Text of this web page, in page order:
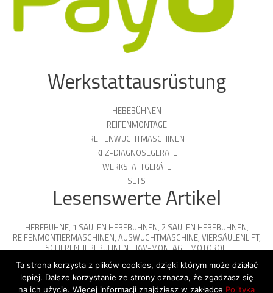
Werkstattausrüstung
HEBEBÜHNEN
REIFENMONTAGE
REIFENWUCHTMASCHINEN
KFZ-DIAGNOSEGERÄTE
WERKSTATTGERÄTE
SETS
Lesenswerte Artikel
HEBEBÜHNE, 1 SÄULEN HEBEBÜHNEN, 2 SÄULEN HEBEBÜHNEN,
REIFENMONTIERMASCHINEN, AUSWUCHTMASCHINE, VIERSÄULENLIFT,
SCHERENHEBEBÜHNEN,LKW-MONTAGE,MOTORÖL,
PARKPLATTFORMEN
Ta strona korzysta z plików cookies, dzięki którym może działać
lepiej. Dalsze korzystanie ze strony oznacza, że zgadzasz się
na ich użycie. Więcej informacji znajdziesz w zakładce Polityka